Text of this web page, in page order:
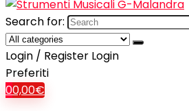
Search for:
Login / Register Login
Preferiti
00,00€